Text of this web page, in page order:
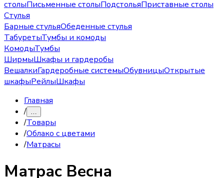
столыПисьменные столыПодстольяПриставные столы
Стулья
Барные стульяОбеденные стулья
ТабуретыТумбы и комоды
КомодыТумбы
ШирмыШкафы и гардеробы
ВешалкиГардеробные системыОбувницыОткрытые
шкафыРейлыШкафы
Главная
/ …
/Товары
/Облако с цветами
/Матрасы
Матрас Весна